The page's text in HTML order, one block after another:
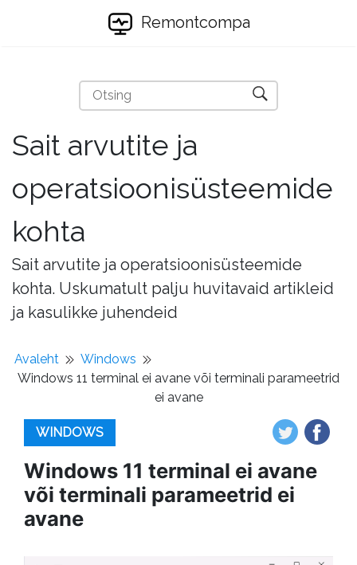
Remontcompa
Sait arvutite ja
operatsioonisüsteemide
kohta
Sait arvutite ja operatsioonisüsteemide
kohta. Uskumatult palju huvitavaid artikleid
ja kasulikke juhendeid
Avaleht
Windows
Windows 11 terminal ei avane või terminali parameetrid
ei avane
WINDOWS
Windows 11 terminal ei avane
või terminali parameetrid ei
avane